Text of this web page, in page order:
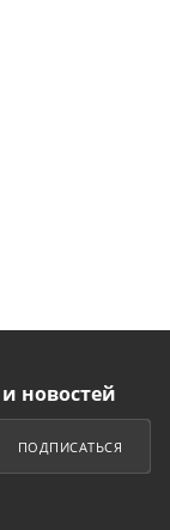
новостей
ПОДПИСАТЬСЯ